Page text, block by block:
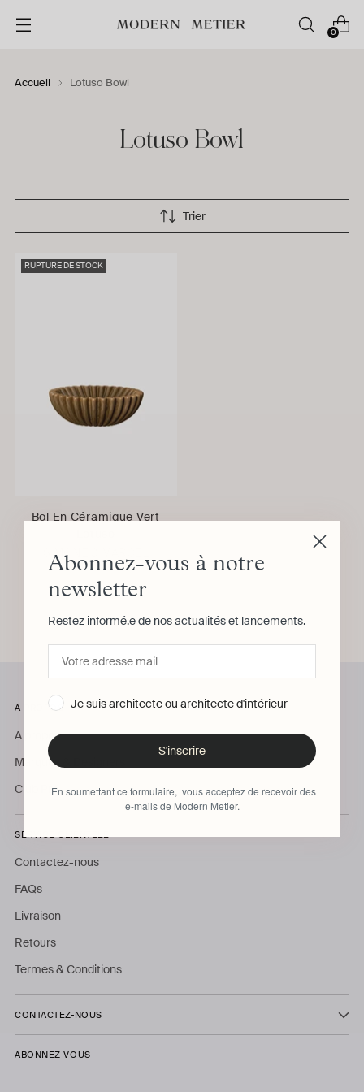
0
Accueil Lotuso Bowl
Lotuso Bowl
Trier
RUPTURE DE STOCK
Bol En Céramique Vert
SIMONE & MARCEL
Vous regardez 1-1 de 1 produits
A PROPOS
A propos
Marques & Designers
Club Pro
SERVICE CLIENTÈLE
Contactez-nous
FAQs
Livraison
Retours
Termes & Conditions
CONTACTEZ-NOUS
ABONNEZ-VOUS
Abonnez-vous à notre
newsletter
Restez informé.e de nos actualités et lancements.
Je suis architecte ou architecte d'intérieur
S'inscrire
En soumettant ce formulaire, vous acceptez de recevoir des
e-mails de Modern Metier.